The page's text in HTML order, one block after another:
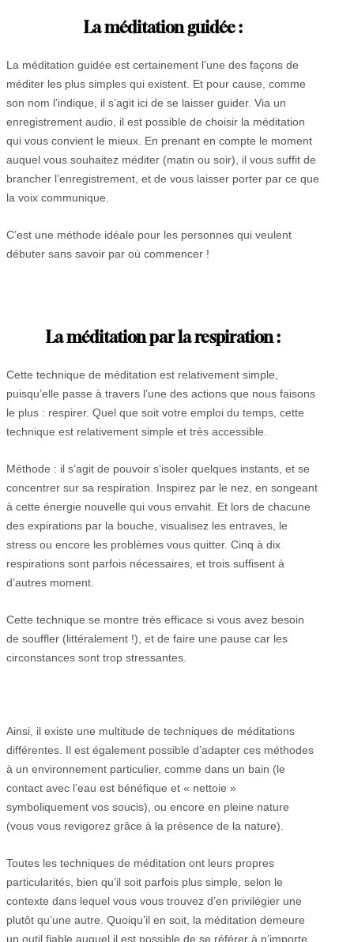
La méditation guidée :
La méditation guidée est certainement l’une des façons de
méditer les plus simples qui existent. Et pour cause, comme
son nom l’indique, il s’agit ici de se laisser guider. Via un
enregistrement audio, il est possible de choisir la méditation
qui vous convient le mieux. En prenant en compte le moment
auquel vous souhaitez méditer (matin ou soir), il vous suffit de
brancher l’enregistrement, et de vous laisser porter par ce que
la voix communique.
C’est une méthode idéale pour les personnes qui veulent
débuter sans savoir par où commencer !
La méditation par la respiration :
Cette technique de méditation est relativement simple,
puisqu’elle passe à travers l’une des actions que nous faisons
le plus : respirer. Quel que soit votre emploi du temps, cette
technique est relativement simple et très accessible.
Méthode : il s’agit de pouvoir s’isoler quelques instants, et se
concentrer sur sa respiration. Inspirez par le nez, en songeant
à cette énergie nouvelle qui vous envahit. Et lors de chacune
des expirations par la bouche, visualisez les entraves, le
stress ou encore les problèmes vous quitter. Cinq à dix
respirations sont parfois nécessaires, et trois suffisent à
d’autres moment.
Cette technique se montre très efficace si vous avez besoin
de souffler (littéralement !), et de faire une pause car les
circonstances sont trop stressantes.
Ainsi, il existe une multitude de techniques de méditations
différentes. Il est également possible d’adapter ces méthodes
à un environnement particulier, comme dans un bain (le
contact avec l’eau est bénéfique et « nettoie »
symboliquement vos soucis), ou encore en pleine nature
(vous vous revigorez grâce à la présence de la nature).
Toutes les techniques de méditation ont leurs propres
particularités, bien qu’il soit parfois plus simple, selon le
contexte dans lequel vous vous trouvez d’en privilégier une
plutôt qu’une autre. Quoiqu’il en soit, la méditation demeure
un outil fiable auquel il est possible de se référer à n’importe